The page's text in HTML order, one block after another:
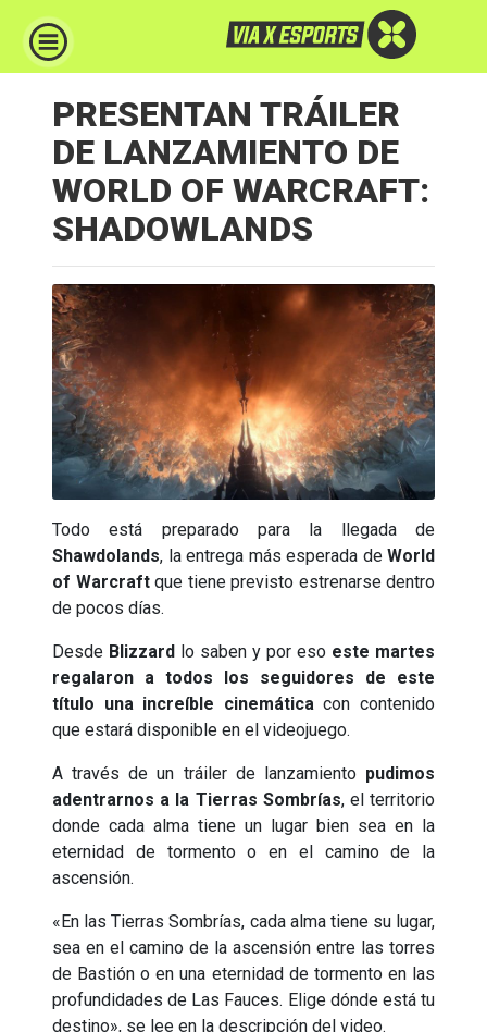
PRESENTAN TRÁILER
DE LANZAMIENTO DE
WORLD OF WARCRAFT:
SHADOWLANDS
Todo está preparado para la llegada de
Shawdolands, la entrega más esperada de World
of Warcraftque tiene previsto estrenarse dentro
de pocos días.
Desde Blizzard lo saben y por eso este martes
regalaron a todos los seguidores de este
título una increíble cinemáticacon contenido
que estará disponible en el videojuego.
A través de un tráiler de lanzamiento pudimos
adentrarnos a la Tierras Sombrías, el territorio
donde cada alma tiene un lugar bien sea en la
eternidad de tormento o en el camino de la
ascensión.
«En las Tierras Sombrías, cada alma tiene su lugar,
sea en el camino de la ascensión entre las torres
de Bastión o en una eternidad de tormento en las
profundidades de Las Fauces. Elige dónde está tu
destino», se lee en la descripción del video.